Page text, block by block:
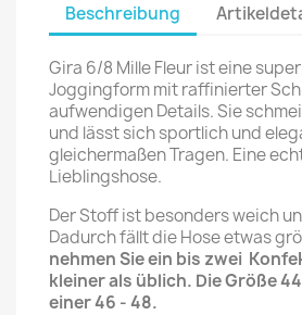
Beschreibung
Gira 6/8 Mille Fleur ist eine
Joggingform mit raffinierter
aufwendigen Details. Sie
und lässt sich sportlich und
gleichermaßen Tragen. Eine
Lieblingshose.
Der Stoff ist besonders weich
Dadurch fällt die Hose etwas
nehmen Sie ein bis zwei
kleiner als üblich. Die Größe
einer 46 - 48.